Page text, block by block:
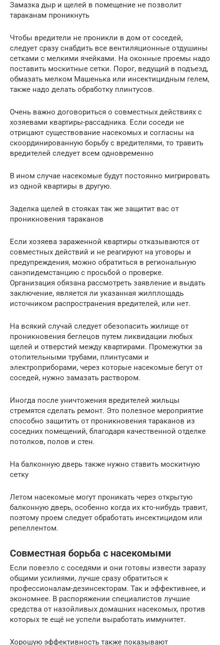
Замазка дыр и щелей в помещение не позволит
тараканам проникнуть
Чтобы вредители не проникли в дом от соседей,
следует сразу снабдить все вентиляционные отдушины
сетками с мелкими ячейками. На оконные проемы надо
поставить москитные сетки. Порог, ведущий в подъезд,
обмазать мелком Машенька или инсектицидным гелем,
также надо делать обработку плинтусов.
Очень важно договориться о совместных действиях с
хозяевами квартиры-рассадника. Если соседи не
отрицают существование насекомых и согласны на
скоординированную борьбу с вредителями, то травить
вредителей следует всем одновременно
В ином случае насекомые будут постоянно мигрировать
из одной квартиры в другую.
Заделка щелей в стояках так же защитит вас от
проникновения тараканов
Если хозяева зараженной квартиры отказываются от
совместных действий и не реагируют на уговоры и
предупреждения, можно обратиться в региональную
санэпидемстанцию с просьбой о проверке.
Организация обязана рассмотреть заявление и выдать
заключение, является ли указанная жилплощадь
источником распространения вредителей, или нет.
На всякий случай следует обезопасить жилище от
проникновения беглецов путем ликвидации любых
щелей и отверстий между квартирами. Промежутки за
отопительными трубами, плинтусами и
электроприборами, через которые насекомые бегут от
соседей, нужно замазать раствором.
Иногда после уничтожения вредителей жильцы
стремятся сделать ремонт. Это полезное мероприятие
способно защитить от проникновения тараканов из
соседних помещений, благодаря качественной отделке
потолков, полов и стен.
На балконную дверь также нужно ставить москитную
сетку
Летом насекомые могут проникать через открытую
балконную дверь, особенно когда их кто-нибудь травит,
поэтому проем следует обработать инсектицидом или
репеллентом.
Совместная борьба с насекомыми
Если повезло с соседями и они готовы извести заразу
общими усилиями, лучше сразу обратиться к
профессионалам-дезинсекторам. Так и эффективнее, и
экономнее. В распоряжении специалистов лучшие
средства от назойливых домашних насекомых, против
которых те ещё не успели выработать иммунитет.
Хорошую эффективность также показывают